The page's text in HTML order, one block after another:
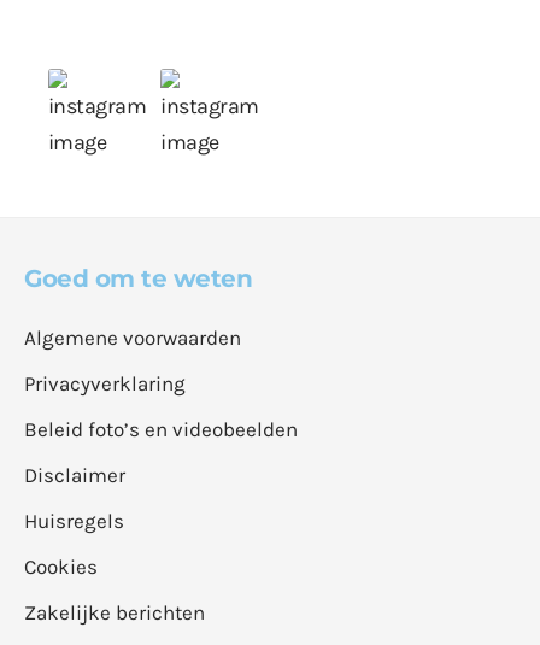
Goed om te weten
Algemene voorwaarden
Privacyverklaring
Beleid foto’s en videobeelden
Disclaimer
Huisregels
Cookies
Zakelijke berichten